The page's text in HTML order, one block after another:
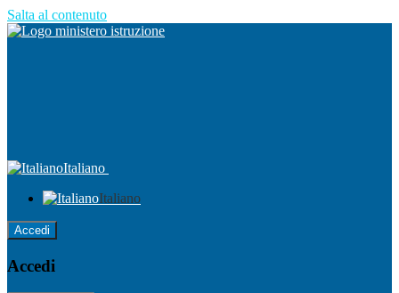
Salta al contenuto
Italiano
Italiano
Accedi
Accedi